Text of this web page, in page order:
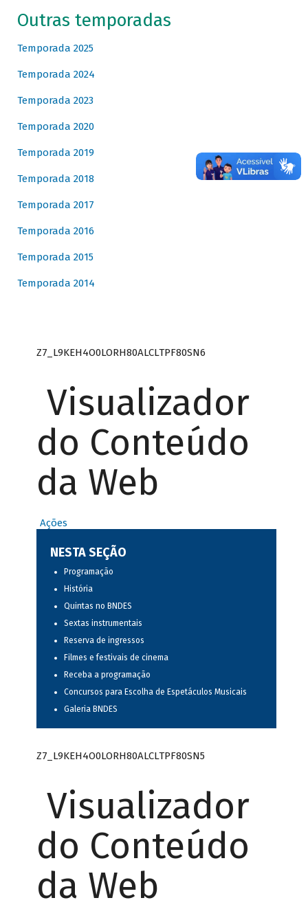
Outras temporadas
Temporada 2025
Temporada 2024
Temporada 2023
Temporada 2020
Temporada 2019
Temporada 2018
Temporada 2017
Temporada 2016
Temporada 2015
Temporada 2014
Z7_L9KEH4O0LORH80ALCLTPF80SN6
Visualizador
do Conteúdo
da Web
Ações
NESTA SEÇÃO
Programação
História
Quintas no BNDES
Sextas instrumentais
Reserva de ingressos
Filmes e festivais de cinema
Receba a programação
Concursos para Escolha de Espetáculos Musicais
Galeria BNDES
Z7_L9KEH4O0LORH80ALCLTPF80SN5
Visualizador
do Conteúdo
da Web